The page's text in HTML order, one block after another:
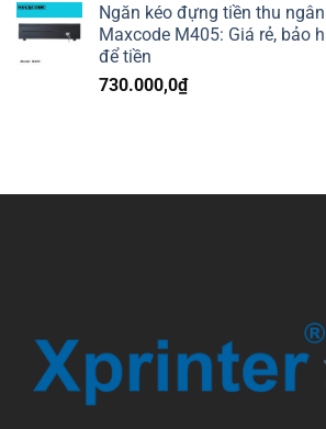
Ngăn kéo đựng tiền thu
Maxcode M405: Giá rẻ, bảo
để tiền
730.000,0₫